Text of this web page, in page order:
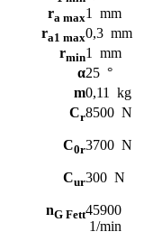
ra max1
mm
ra1 max0,3 mm
rmin1
mm
α25 °
m0,11 kg
Cr8500 N
C0r3700 N
Cur300 N
nG Fett45900
1/min